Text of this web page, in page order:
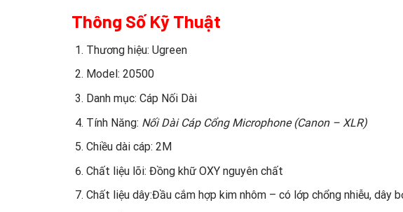
Thông Số Kỹ Thuật
Thương hiệu: Ugreen
Model: 20500
Danh mục: Cáp Nối Dài
Tính Năng: Nối Dài Cáp Cổng Microphone (Canon – XLR)
Chiều dài cáp: 2M
Chất liệu lõi: Đồng khữ OXY nguyên chất
Chất liệu dây:Đầu cắm hợp kim nhôm – có lớp chổng nhiễu, dây